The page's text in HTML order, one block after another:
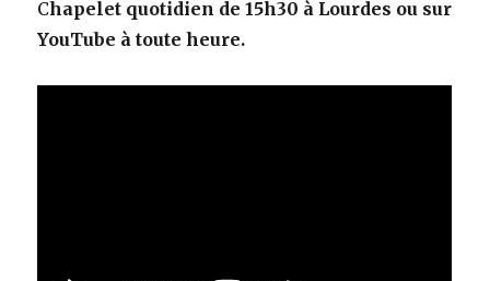
Chapelet quotidien de 15h30 à Lourdes ou sur
YouTube à toute heure.